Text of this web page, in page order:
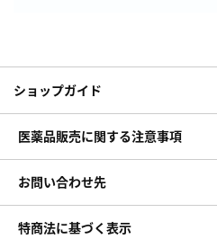
ショップガイド
医薬品販売に関する注意事項
お問い合わせ先
特商法に基づく表示